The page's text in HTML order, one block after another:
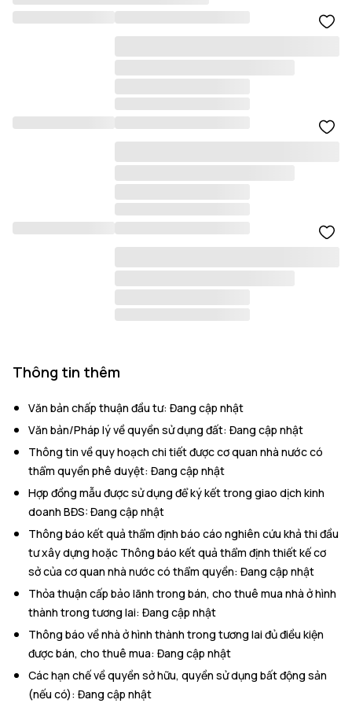
Thông tin thêm
Văn bản chấp thuận đầu tư: Đang cập nhật
Văn bản/Pháp lý về quyền sử dụng đất: Đang cập nhật
Thông tin về quy hoạch chi tiết được cơ quan nhà nước có
thẩm quyền phê duyệt: Đang cập nhật
Hợp đồng mẫu được sử dụng để ký kết trong giao dịch kinh
doanh BĐS: Đang cập nhật
Thông báo kết quả thẩm định báo cáo nghiên cứu khả thi đầu
tư xây dựng hoặc Thông báo kết quả thẩm định thiết kế cơ
sở của cơ quan nhà nước có thẩm quyền: Đang cập nhật
Thỏa thuận cấp bảo lãnh trong bán, cho thuê mua nhà ở hình
thành trong tương lai: Đang cập nhật
Thông báo về nhà ở hình thành trong tương lai đủ điều kiện
được bán, cho thuê mua: Đang cập nhật
Các hạn chế về quyền sở hữu, quyền sử dụng bất động sản
(nếu có): Đang cập nhật